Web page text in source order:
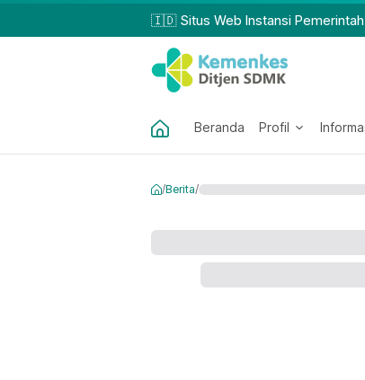
🇮🇩 Situs Web Instansi
Beranda Profil
/Berita/